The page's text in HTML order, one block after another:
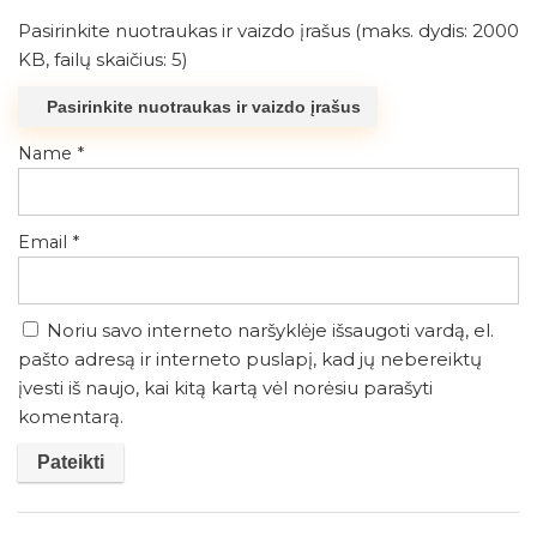
Pasirinkite nuotraukas ir vaizdo įrašus (maks. dydis: 2000
KB, failų skaičius: 5)
Pasirinkite nuotraukas ir vaizdo įrašus
Name *
Email *
Noriu savo interneto naršyklėje išsaugoti vardą, el.
pašto adresą ir interneto puslapį, kad jų nebereiktų
įvesti iš naujo, kai kitą kartą vėl norėsiu parašyti
komentarą.